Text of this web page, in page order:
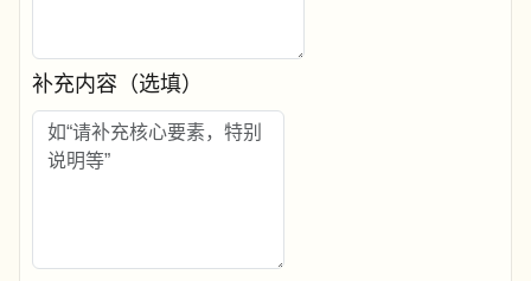
补充内容（选填）